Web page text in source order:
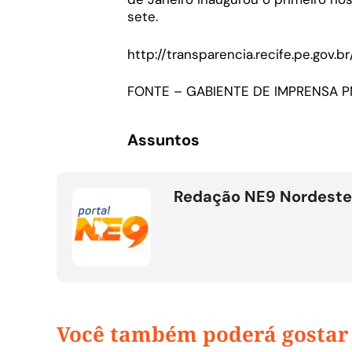
sete.
http://
FONTE – GABIENTE DE IMPRENSA
Assuntos
Redação NE9 Nordeste
Você também poderá gostar